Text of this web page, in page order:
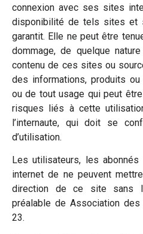
connexion avec ses sites
disponibilité de tels sites et
garantit. Elle ne peut être
dommage, de quelque
contenu de ces sites ou
des informations, produits
ou de tout usage qui peut
risques liés à cette
l’internaute, qui doit se
d’utilisation.
Les utilisateurs, les
internet de ne peuvent
direction de ce site sans
préalable de Association des
23.